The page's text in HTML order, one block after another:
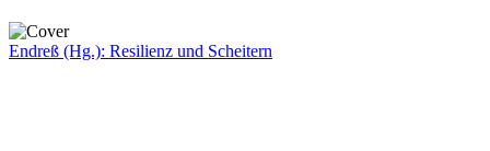
Endreß (Hg.): Resilienz und Scheitern